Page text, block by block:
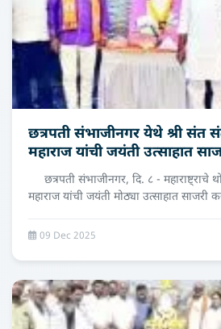
छत्रपती संभाजीनगर येथे श्री संत
महाराज यांची जयंती उत्‍साहात
छत्रपती संभाजीनगर, दि. ८ - महाराष्ट्राचे
महाराज यांची जयंती मोठ्या उत्साहात साजरी
09 Dec 2025